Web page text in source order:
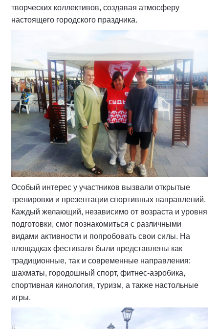
творческих коллективов, создавая атмосферу
настоящего городского праздника.
Особый интерес у участников вызвали открытые
тренировки и презентации спортивных направлений.
Каждый желающий, независимо от возраста и уровня
подготовки, смог познакомиться с различными
видами активности и попробовать свои силы. На
площадках фестиваля были представлены как
традиционные, так и современные направления:
шахматы, городошный спорт, фитнес-аэробика,
спортивная кинология, туризм, а также настольные
игры.